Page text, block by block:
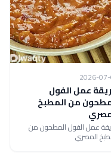
2026-
عمل الفول
من المطبخ
عمل الفول المطحون من
المصري